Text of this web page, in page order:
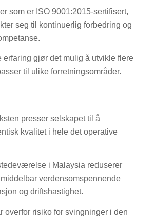
som er ISO 9001:2015-sertifisert,
seg til kontinuerlig forbedring og
erfaring gjør det mulig å utvikle flere
til ulike forretningsområder.
presser selskapet til å
kvalitet i hele det operative
i Malaysia reduserer
verdensomspennende
og driftshastighet.
overfor risiko for svingninger i den